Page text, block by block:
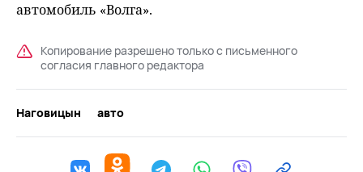
автомобиль «Волга».
Копирование разрешено только с письменного
согласия главного редактора
Наговицын авто